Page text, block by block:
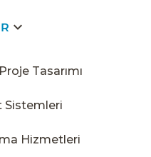
Tasarımı
Sistemleri
Hizmetleri